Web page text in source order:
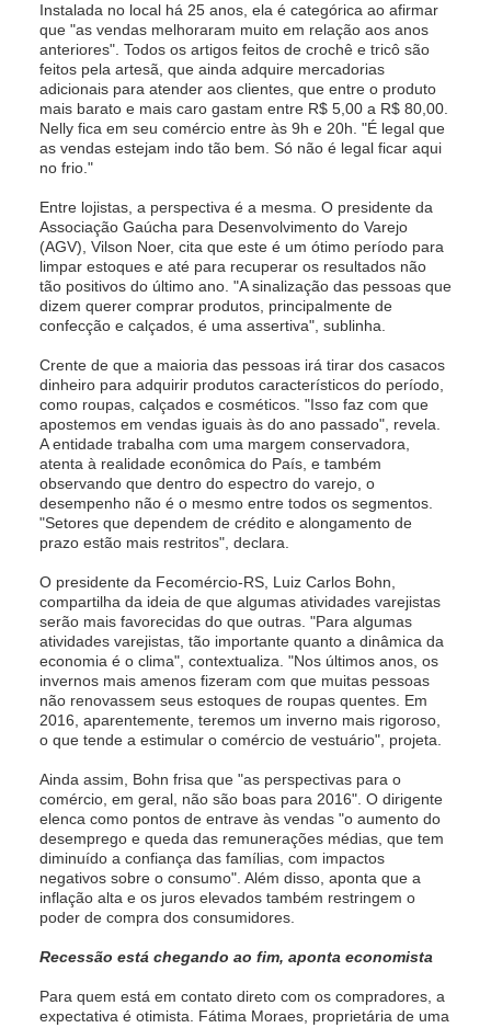
Instalada no local há 25 anos, ela é categórica ao afirmar
que "as vendas melhoraram muito em relação aos anos
anteriores". Todos os artigos feitos de crochê e tricô são
feitos pela artesã, que ainda adquire mercadorias
adicionais para atender aos clientes, que entre o produto
mais barato e mais caro gastam entre R$ 5,00 a R$ 80,00.
Nelly fica em seu comércio entre às 9h e 20h. "É legal que
as vendas estejam indo tão bem. Só não é legal ficar aqui
no frio."
Entre lojistas, a perspectiva é a mesma. O presidente da
Associação Gaúcha para Desenvolvimento do Varejo
(AGV), Vilson Noer, cita que este é um ótimo período para
limpar estoques e até para recuperar os resultados não
tão positivos do último ano. "A sinalização das pessoas que
dizem querer comprar produtos, principalmente de
confecção e calçados, é uma assertiva", sublinha.
Crente de que a maioria das pessoas irá tirar dos casacos
dinheiro para adquirir produtos característicos do período,
como roupas, calçados e cosméticos. "Isso faz com que
apostemos em vendas iguais às do ano passado", revela.
A entidade trabalha com uma margem conservadora,
atenta à realidade econômica do País, e também
observando que dentro do espectro do varejo, o
desempenho não é o mesmo entre todos os segmentos.
"Setores que dependem de crédito e alongamento de
prazo estão mais restritos", declara.
O presidente da Fecomércio-RS, Luiz Carlos Bohn,
compartilha da ideia de que algumas atividades varejistas
serão mais favorecidas do que outras. "Para algumas
atividades varejistas, tão importante quanto a dinâmica da
economia é o clima", contextualiza. "Nos últimos anos, os
invernos mais amenos fizeram com que muitas pessoas
não renovassem seus estoques de roupas quentes. Em
2016, aparentemente, teremos um inverno mais rigoroso,
o que tende a estimular o comércio de vestuário", projeta.
Ainda assim, Bohn frisa que "as perspectivas para o
comércio, em geral, não são boas para 2016". O dirigente
elenca como pontos de entrave às vendas "o aumento do
desemprego e queda das remunerações médias, que tem
diminuído a confiança das famílias, com impactos
negativos sobre o consumo". Além disso, aponta que a
inflação alta e os juros elevados também restringem o
poder de compra dos consumidores.
Recessão está chegando ao fim, aponta economista
Para quem está em contato direto com os compradores, a
expectativa é otimista. Fátima Moraes, proprietária de uma